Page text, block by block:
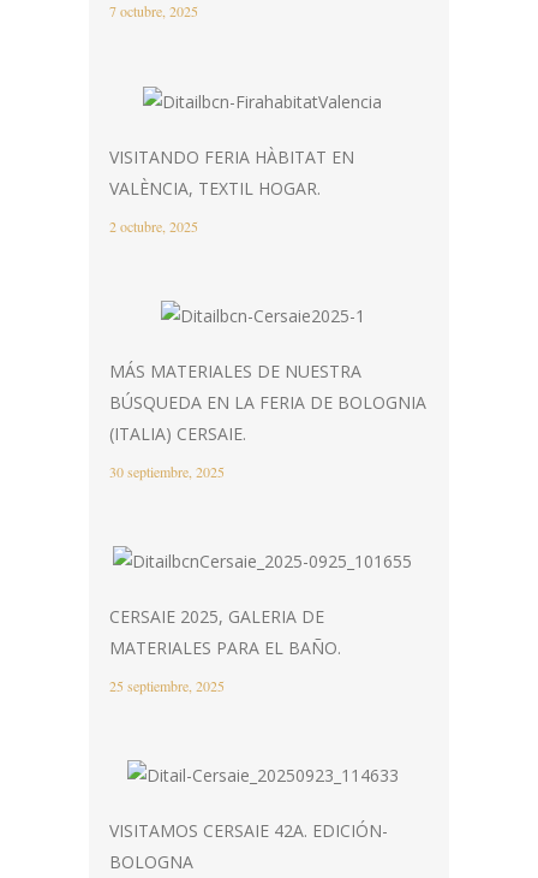
7 octubre, 2025
VISITANDO FERIA HÀBITAT EN
VALÈNCIA, TEXTIL HOGAR.
2 octubre, 2025
MÁS MATERIALES DE NUESTRA
BÚSQUEDA EN LA FERIA DE BOLOGNIA
(ITALIA) CERSAIE.
30 septiembre, 2025
CERSAIE 2025, GALERIA DE
MATERIALES PARA EL BAÑO.
25 septiembre, 2025
VISITAMOS CERSAIE 42A. EDICIÓN-
BOLOGNA